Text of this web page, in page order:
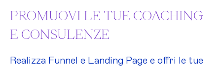
PROMUOVI LE TUE COACHING
E CONSULENZE
Realizza Funnel e Landing Page e offri le tue